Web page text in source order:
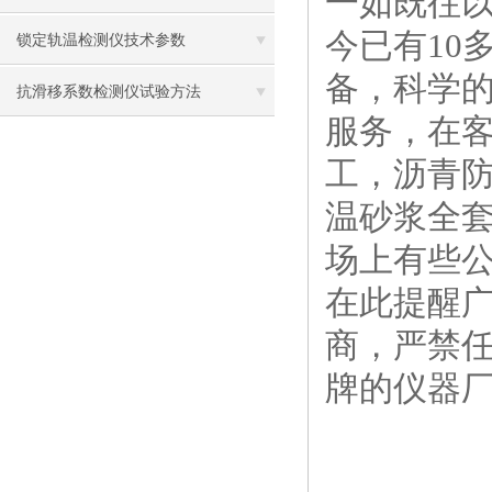
锁定轨温检测仪技术参数
抗滑移系数检测仪试验方法
今已有10
备，科学
服务，在
工，沥青
温砂浆全
场上有些
在此提醒
商，严禁
牌的仪器